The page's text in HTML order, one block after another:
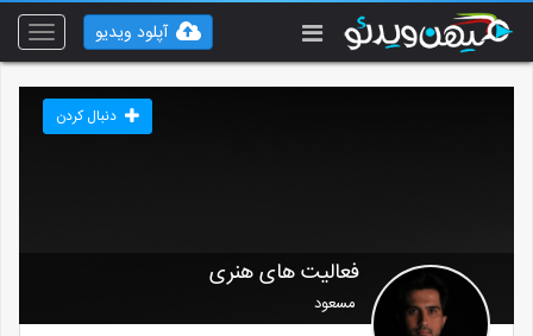
Toggle
آپلود ویدیو
فعالیت های هنری
مسعود
دنبال کردن